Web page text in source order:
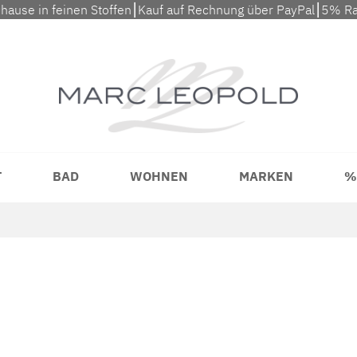
in feinen Stoffen⎮Kauf auf Rechnung über PayPal⎮5%
BAD WOHNEN MARKEN